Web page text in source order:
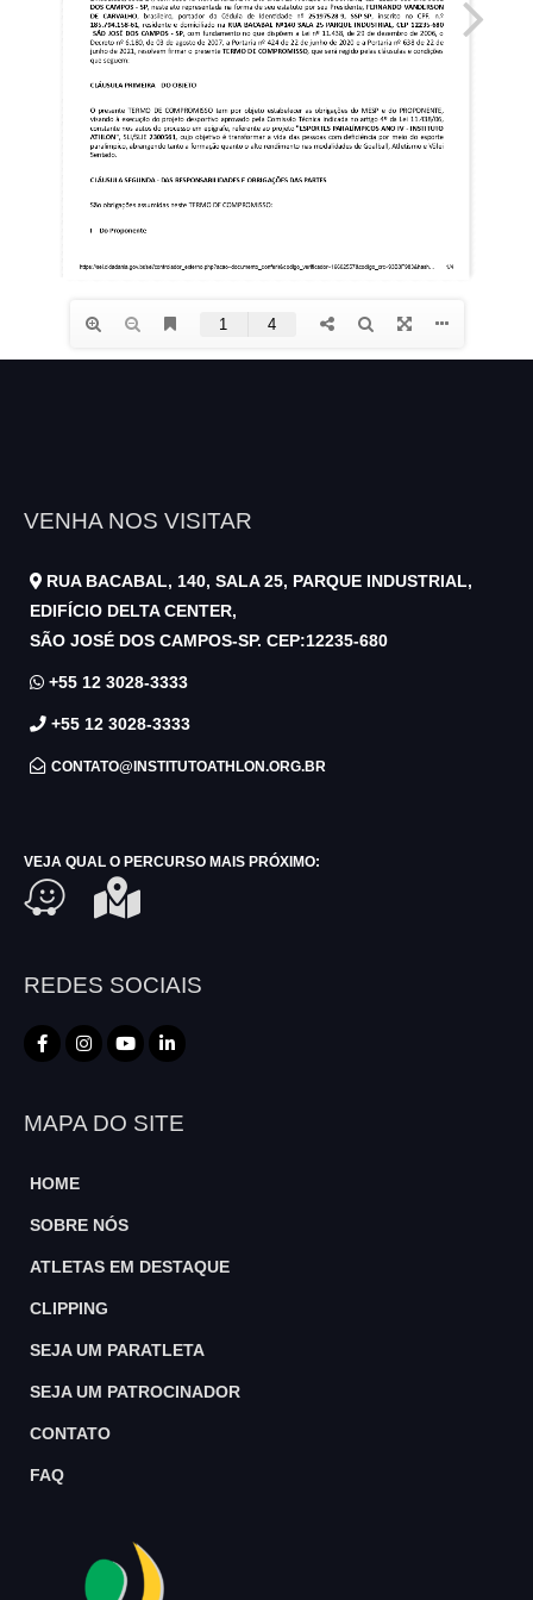
VENHA NOS VISITAR
RUA BACABAL, 140, SALA 25, PARQUE INDUSTRIAL,
EDIFÍCIO DELTA CENTER,
SÃO JOSÉ DOS CAMPOS-SP. CEP:12235-680
+55 12 3028-3333
+55 12 3028-3333
CONTATO@INSTITUTOATHLON.ORG.BR
VEJA QUAL O PERCURSO MAIS PRÓXIMO:
REDES SOCIAIS
MAPA DO SITE
HOME
SOBRE NÓS
ATLETAS EM DESTAQUE
CLIPPING
SEJA UM PARATLETA
SEJA UM PATROCINADOR
CONTATO
FAQ